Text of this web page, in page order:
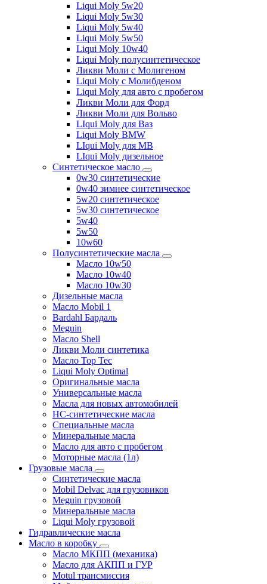
Liqui Moly 5w20
Liqui Moly 5w30
Liqui Moly 5w40
Liqui Moly 5w50
Liqui Moly 10w40
Liqui Moly полусинтетическое
Ликви Моли с Молигеном
Liqui Moly с Молибденом
Liqui Moly для авто с пробегом
Ликви Моли для Форд
Ликви Моли для Вольво
LIqui Moly для Ваз
Liqui Moly BMW
LIqui Moly для MB
LIqui Moly дизельное
Синтетическое масло
0w30 синтетические
0w40 зимнее синтетическое
5w20 синтетическое
5w30 синтетическое
5w40
5w50
10w60
Полусинтетические масла
Масло 10w50
Масло 10w40
Масло 10w30
Дизельные масла
Масло Mobil 1
Bardahl Бардаль
Meguin
Масло Shell
Ликви Моли синтетика
Масло Top Tec
Liqui Moly Optimal
Оригинальные масла
Универсальные масла
Масла для новых автомобилей
HC-синтетические масла
Специальные масла
Минеральные масла
Масло для авто с пробегом
Моторные масла (1л)
Грузовые масла
Синтетические масла
Mobil Delvac для грузовиков
Meguin грузовой
Минеральные масла
Liqui Moly грузовой
Гидравлические масла
Масло в коробку
Масло МКПП (механика)
Масло для АКПП и ГУР
Motul трансмиссия